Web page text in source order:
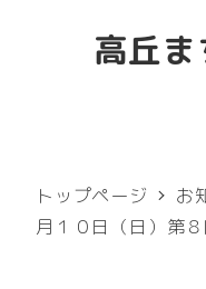
高丘
トップページ お
月１０日（日）第